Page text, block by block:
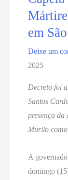
em
Deixe um
2025
Decreto foi
Santos
presença
Murilo
A
domingo